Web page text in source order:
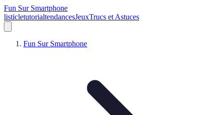
Fun Sur Smartphone
listicletutorialtendancesJeuxTrucs et Astuces
Fun Sur Smartphone